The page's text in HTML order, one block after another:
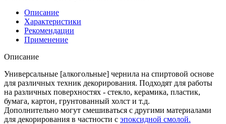
Описание
Характеристики
Рекомендации
Применение
Описание
Универсальные [алкогольные] чернила на спиртовой основе
для различных техник декорирования. Подходят для работы
на различных поверхностях - стекло, керамика, пластик,
бумага, картон, грунтованный холст и т.д.
Дополнительно могут смешиваться с другими материалами
для декорирования в частности с эпоксидной смолой.